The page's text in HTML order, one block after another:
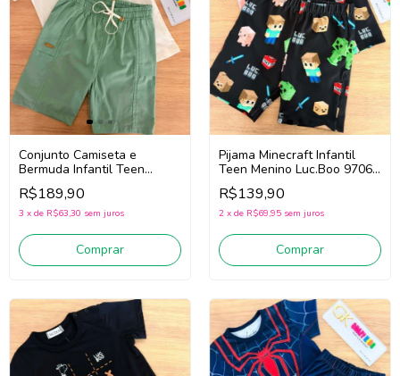
Conjunto Camiseta e
Bermuda Infantil Teen
Menino Luc.Boo 92400 (Off
White/Verde)
R$189,90
3 x de R$63,30 sem juros
Comprar
Pijama Minecraft Infantil
Teen Menino Luc.Boo 97066
(Preto)
R$139,90
2 x de R$69,95 sem juros
Comprar